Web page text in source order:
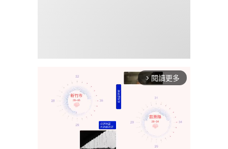
arrow_forward_ios 閱讀更多